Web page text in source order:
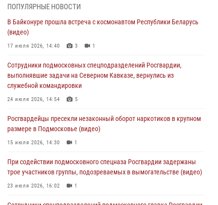
05 августа 2026, 15:48 1
Сотрудники спецподразделения подмосковного главка Росгвардии
отработали навыки огневой подготовки на комплексных учениях
04 августа 2026, 12:21
За прошедший месяц росгвардейцы 7386 раз выезжали по
сигналам «Тревога» с охраняемых объектов в Подмосковье
04 августа 2026, 12:15
(видео)
03 августа 2026, 15:32 1
«семейным подрядом» в Подмосковье (видео)
03 августа 2026, 15:08
ПОПУЛЯРНЫЕ НОВОСТИ
В Байконуре прошла встреча с космонавтом Республики Беларусь
(видео)
17 июля 2026, 14:40 3 1
Сотрудники подмосковных спецподразделений Росгвардии,
выполнявшие задачи на Северном Кавказе, вернулись из
служебной командировки
24 июля 2026, 14:54 5
Росгвардейцы пресекли незаконный оборот наркотиков в крупном
размере в Подмосковье (видео)
15 июля 2026, 14:30 1
При содействии подмосковного спецназа Росгвардии задержаны
трое участников группы, подозреваемых в вымогательстве (видео)
23 июля 2026, 16:02 1